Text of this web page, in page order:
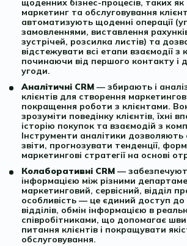
щоденних бізнес-процесів, таких
маркетинг та обслуговування
автоматизують щоденні операції
замовленнями, виставлення
зустрічей, розсилка листів) та
відстежувати всі етапи взаємодії з
починаючи від першого контакту і
угоди.
Аналітичні CRM — збирають і
клієнтів для створення
покращення роботи з клієнтами.
зрозуміти поведінку клієнтів, їхні
історію покупок та взаємодій з
Інструменти аналітики
звіти, прогнозувати тенденції,
маркетингові стратегії на основі
Колаборативні CRM —
інформацією між різними
маркетинговий, сервісний, відділ
особливість — це єдиний доступ до
відділів, обмін інформацією в
співробітниками, що допомагає
питання клієнтів і покращувати
обслуговування.